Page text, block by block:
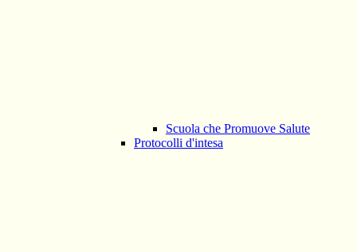
Scuola che Promuove Salute
Protocolli d'intesa